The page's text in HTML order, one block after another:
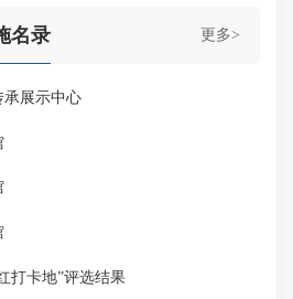
更多>
名录
承展示中心
打卡地”评选结果